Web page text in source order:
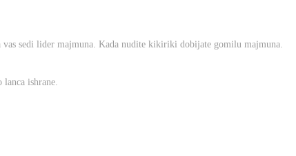
sedi lider majmuna. Kada nudite kikiriki dobijate gomilu majmuna.
ishrane.